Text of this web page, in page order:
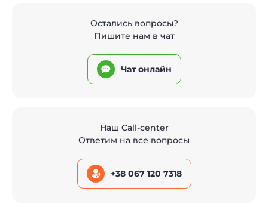
Остались вопросы?
Пишите нам в чат
Чат онлайн
Наш Call-center
Ответим на все вопросы
+38 067 120 7318